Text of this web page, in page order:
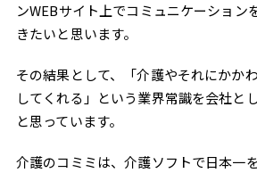
ンWEBサイト上でコミュニケーション
きたいと思います。
その結果として、「介護やそれにかか
してくれる」という業界常識を会社と
と思っています。
介護のコミミは、介護ソフトで日本一